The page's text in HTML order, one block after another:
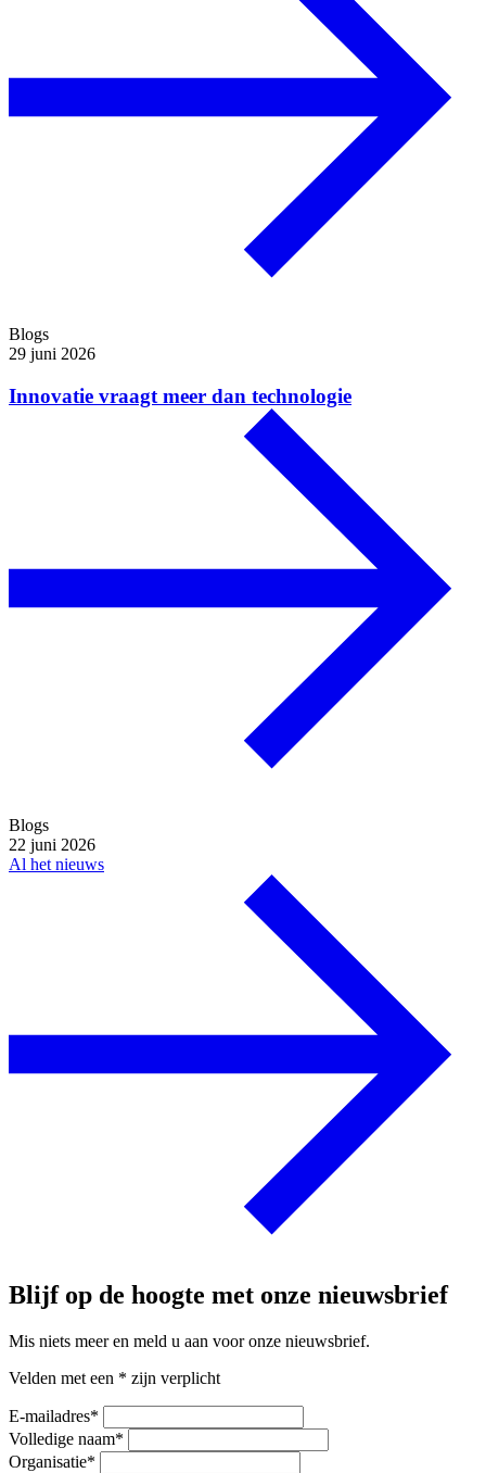
Blogs
29 juni 2026
Innovatie vraagt meer dan technologie
Blogs
22 juni 2026
Al het nieuws
Blijf op de hoogte met onze nieuwsbrief
Mis niets meer en meld u aan voor onze nieuwsbrief.
Velden met een * zijn verplicht
E-mailadres*
Volledige naam*
Organisatie*